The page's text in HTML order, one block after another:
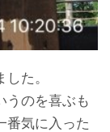
た。
うのを喜ぶも
番気に入った